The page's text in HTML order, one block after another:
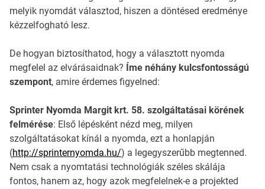
melyik nyomdát választod, hiszen a döntésed eredménye
kézzelfogható lesz.
De hogyan biztosíthatod, hogy a választott nyomda
megfelel az elvárásaidnak? Íme néhány kulcsfontosságú
szempont, amire érdemes figyelned:
Sprinter Nyomda Margit krt. 58. szolgáltatásai körének
felmérése: Első lépésként nézd meg, milyen
szolgáltatásokat kínál a nyomda, ezt a honlapján
(http://sprinternyomda.hu/) a legegyszerűbb megtenned.
Nem csak a nyomtatási technológiák széles skálája
fontos, hanem az, hogy azok megfelelnek-e a projekted